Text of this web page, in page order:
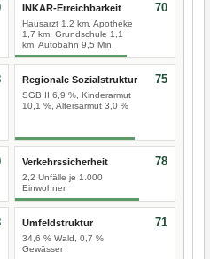
INKAR-Erreichbarkeit
Hausarzt 1,2 km, Apotheke
1,7 km, Grundschule 1,1
km, Autobahn 9,5 Min.
70
Regionale Sozialstruktur
SGB II 6,9 %, Kinderarmut
10,1 %, Altersarmut 3,0 %
75
Verkehrssicherheit
2,2 Unfälle je 1.000
Einwohner
78
Umfeldstruktur
34,6 % Wald, 0,7 %
Gewässer
71